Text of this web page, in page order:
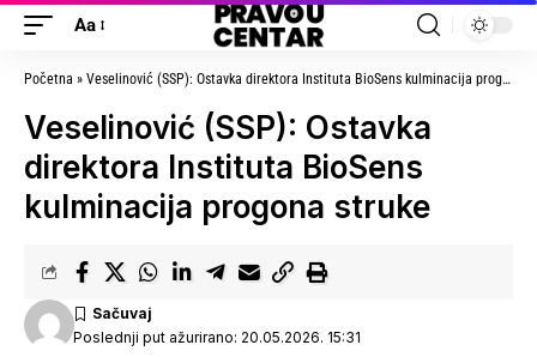
Aa
Početna » Veselinović (SSP): Ostavka direktora Instituta BioSens kulminacija progona struke
Veselinović (SSP): Ostavka
direktora Instituta BioSens
kulminacija progona struke
Poslednji put ažurirano: 20.05.2026. 15:31